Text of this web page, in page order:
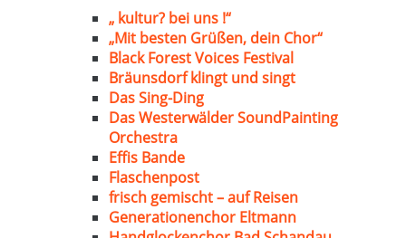
„ kultur? bei uns !“
„Mit besten Grüßen, dein Chor“
Black Forest Voices Festival
Bräunsdorf klingt und singt
Das Sing-Ding
Das Westerwälder SoundPainting
Orchestra
Effis Bande
Flaschenpost
frisch gemischt – auf Reisen
Generationenchor Eltmann